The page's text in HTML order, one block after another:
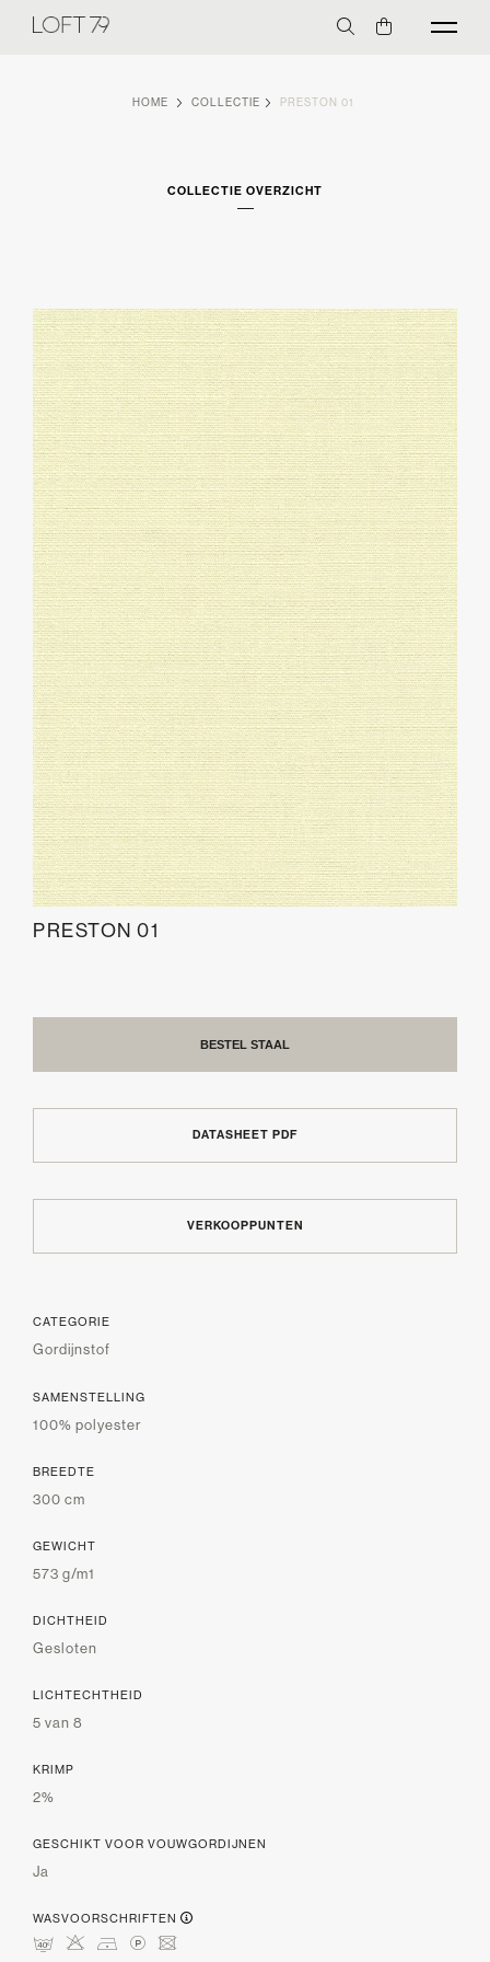
HOME COLLECTIE PRESTON 01
COLLECTIE OVERZICHT
PRESTON 01
BESTEL STAAL
DATASHEET PDF
VERKOOPPUNTEN
CATEGORIE
Gordijnstof
SAMENSTELLING
100% polyester
BREEDTE
300 cm
GEWICHT
573 g/m1
DICHTHEID
Gesloten
LICHTECHTHEID
5 van 8
KRIMP
2%
GESCHIKT VOOR VOUWGORDIJNEN
Ja
WASVOORSCHRIFTEN
nHDLU